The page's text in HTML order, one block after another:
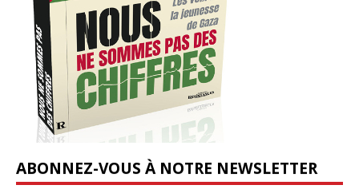
ABONNEZ-VOUS À NOTRE NEWSLETTER